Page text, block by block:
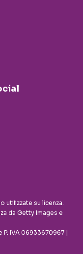
utilizzate su licenza.
da Getty Images e
IVA 06933670967 |